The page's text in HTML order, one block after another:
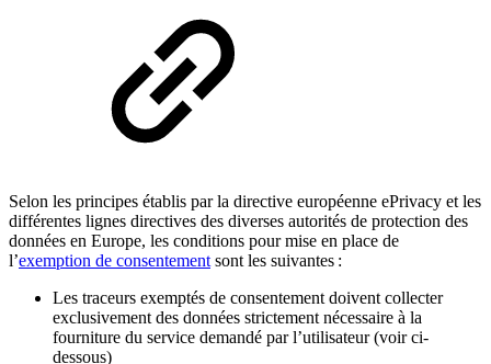
Selon les principes établis par la directive européenne ePrivacy et les
différentes lignes directives des diverses autorités de protection des
données en Europe, les conditions pour mise en place de
l’exemption de consentement sont les suivantes :
Les traceurs exemptés de consentement doivent collecter
exclusivement des données strictement nécessaire à la
fourniture du service demandé par l’utilisateur (voir ci-
dessous)